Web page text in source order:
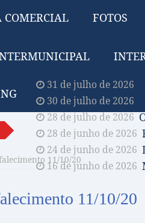
COMERCIAL FOTOS
31 de julho de 2026
30 de julho de 2026
28 de julho de 2026
28 de junho de 2026
24 de junho de 2026
16 de junho de 2026
11/10/20
11/10/20